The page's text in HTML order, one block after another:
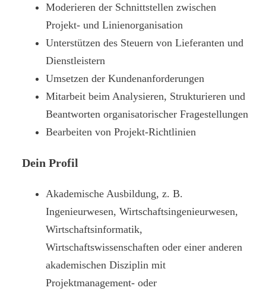
Moderieren der Schnittstellen zwischen
Projekt- und Linienorganisation
Unterstützen des Steuern von Lieferanten und
Dienstleistern
Umsetzen der Kundenanforderungen
Mitarbeit beim Analysieren, Strukturieren und
Beantworten organisatorischer Fragestellungen
Bearbeiten von Projekt-Richtlinien
Dein Profil
Akademische Ausbildung, z. B.
Ingenieurwesen, Wirtschaftsingenieurwesen,
Wirtschaftsinformatik,
Wirtschaftswissenschaften oder einer anderen
akademischen Disziplin mit
Projektmanagement- oder